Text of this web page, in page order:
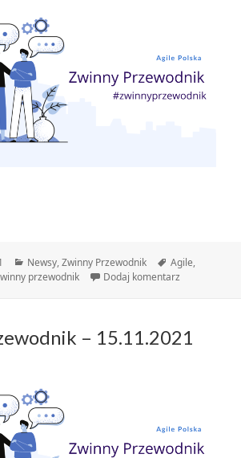
Kategorie
Newsy,Zwinny Przewodnik Tagi
Agile,
przewodnik Dodaj komentarz
– 15.11.2021